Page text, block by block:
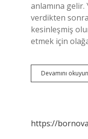
anlamına gelir.
verdikten
kesinleşmiş
etmek için
Devamını okuyun
https://